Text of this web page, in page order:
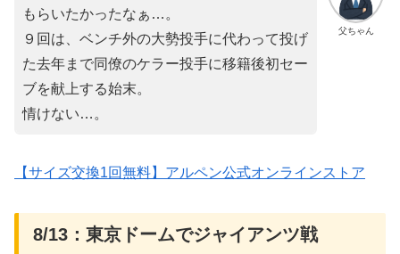
父ちゃん
もらいたかったなぁ…。
９回は、ベンチ外の大勢投手に代わって投げ
た去年まで同僚のケラー投手に移籍後初セー
ブを献上する始末。
情けない…。
【サイズ交換1回無料】アルペン公式オンラインストア
8/13：東京ドームでジャイアンツ戦